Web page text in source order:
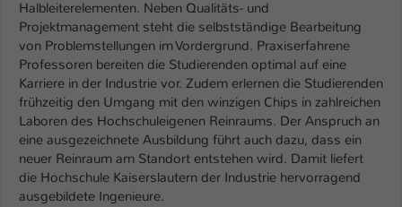
Halbleiterelementen. Neben Qualitäts- und
Projektmanagement steht die selbstständige Bearbeitung
von Problemstellungen im Vordergrund. Praxiserfahrene
Professoren bereiten die Studierenden optimal auf eine
Karriere in der Industrie vor. Zudem erlernen die Studierenden
frühzeitig den Umgang mit den winzigen Chips in zahlreichen
Laboren des Hochschuleigenen Reinraums. Der Anspruch an
eine ausgezeichnete Ausbildung führt auch dazu, dass ein
neuer Reinraum am Standort entstehen wird. Damit liefert
die Hochschule Kaiserslautern der Industrie hervorragend
ausgebildete Ingenieure.
Name be_typo_user
Anbieter TYPO3
Laufzeit 1 Tag
Zweck
Dieser Cookie teilt der Webseite mit, ob
ein Besucher im Typo3-Backend
angemeldet ist und Rechte besitzt diese
zu verwalten.